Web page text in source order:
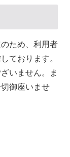
ため、利用者
ております。
いません。ま
御座いませ